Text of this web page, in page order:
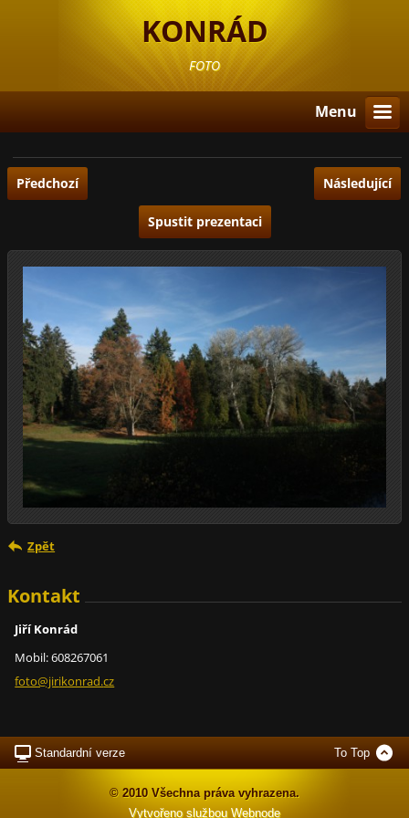
KONRÁD
FOTO
Menu
Předchozí Následující
Spustit prezentaci
Zpět
Kontakt
Jiří Konrád
Mobil: 608267061
foto@jirikonrad.cz
Standardní verze To Top
© 2010 Všechna práva vyhrazena.
Vytvořeno službou Webnode